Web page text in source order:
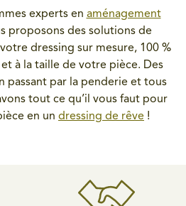
experts en aménagement
proposons des solutions de
dressing sur mesure, 100 %
à la taille de votre pièce. Des
passant par la penderie et tous
tout ce qu’il vous faut pour
en un dressing de rêve !